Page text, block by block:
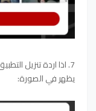
يظهر في الصورة: